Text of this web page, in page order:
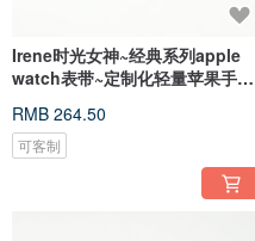
Irene时光女神~经典系列apple
watch表带~定制化轻量苹果手表
RMB 264.50
可客制